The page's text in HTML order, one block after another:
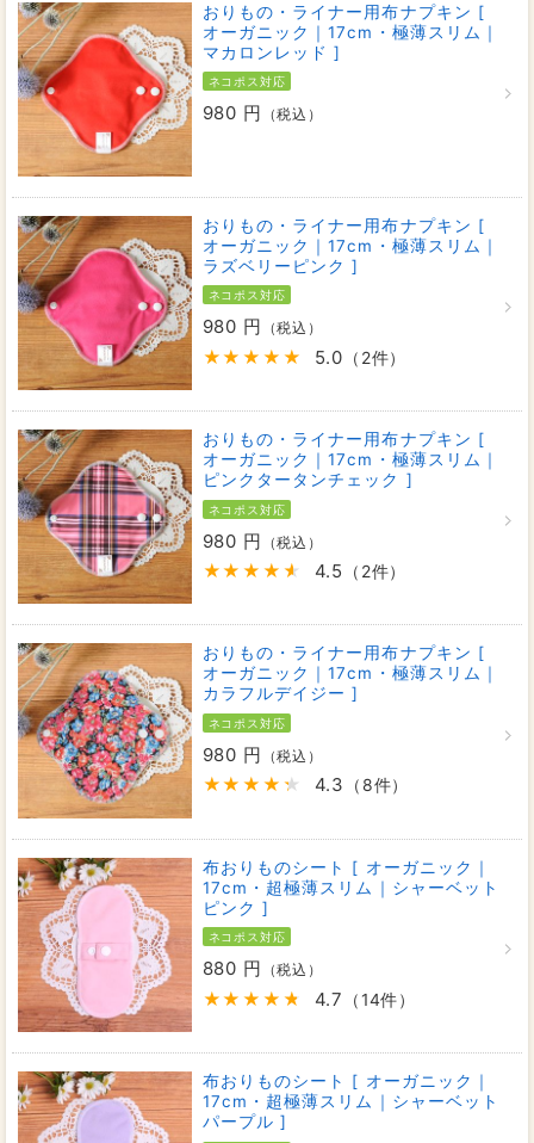
おりもの・ライナー用布ナプキン [
オーガニック｜17cm・極薄スリム｜
マカロンレッド ]
ネコポス対応
980 円 （税込）
おりもの・ライナー用布ナプキン [
オーガニック｜17cm・極薄スリム｜
ラズベリーピンク ]
ネコポス対応
980 円 （税込）
5.0 （2件）
おりもの・ライナー用布ナプキン [
オーガニック｜17cm・極薄スリム｜
ピンクタータンチェック ]
ネコポス対応
980 円 （税込）
4.5 （2件）
おりもの・ライナー用布ナプキン [
オーガニック｜17cm・極薄スリム｜
カラフルデイジー ]
ネコポス対応
980 円 （税込）
4.3 （8件）
布おりものシート [ オーガニック｜
17cm・超極薄スリム｜シャーベット
ピンク ]
ネコポス対応
880 円 （税込）
4.7 （14件）
布おりものシート [ オーガニック｜
17cm・超極薄スリム｜シャーベット
パープル ]